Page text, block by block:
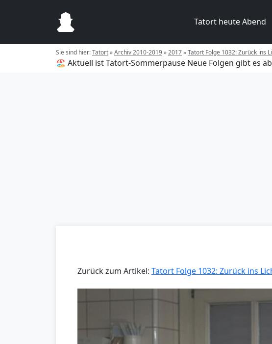
Tatort heute Abend
Sie sind hier:Tatort»Archiv 2010-2019»2017»Tatort Folge 1032: Zurück ins
🏖️ Aktuell ist Tatort-Sommerpause Neue Folgen gibt es
Zurück zum Artikel: Tatort Folge 1032: Zurück ins